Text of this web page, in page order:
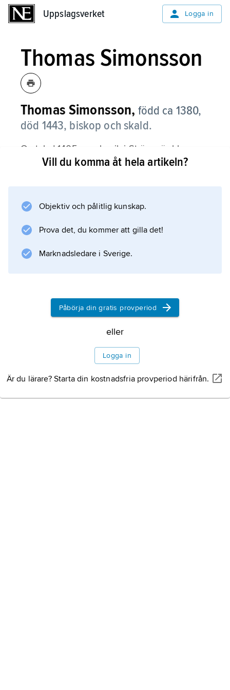
Uppslagsverket Logga in
Thomas Simonsson
Thomas Simonsson, född ca 1380,
död 1443, biskop och skald.
Omtalad 1405 som kanik i Strängnäs blev
Thomas Simonsson efter studier i Paris och
kansler vunnit kungaparets bevågenhet och
ärkebiskopsvalet 1432. Thomas Simonsson
utbrott 1434
Information om artikeln
Vill du komma åt hela artikeln?
Objektiv och pålitlig kunskap.
Prova det, du kommer att gilla det!
Marknadsledare i Sverige.
Påbörja din gratis provperiod
eller
Logga in
Är du lärare? Starta din kostnadsfria provperiod härifrån.